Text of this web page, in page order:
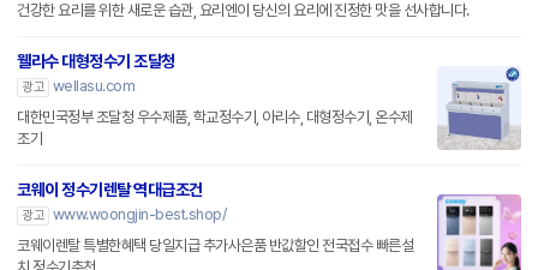
건강한 요리를 위한 새로운 습관, 요리엔이 당신의 요리에 진정한 맛을 선사합니다.
웰라수 대형정수기 조달청
광고 wellasu.com
대한민국정부 조달청 우수제품, 학교정수기, 아리수, 대형정수기, 온수제
조기
코웨이 정수기렌탈 역대급조건
광고 www.woongjin-best.shop/
코웨이렌탈 특별한혜택 당일지급 추가사은품 반값할인 전국접수 빠른설